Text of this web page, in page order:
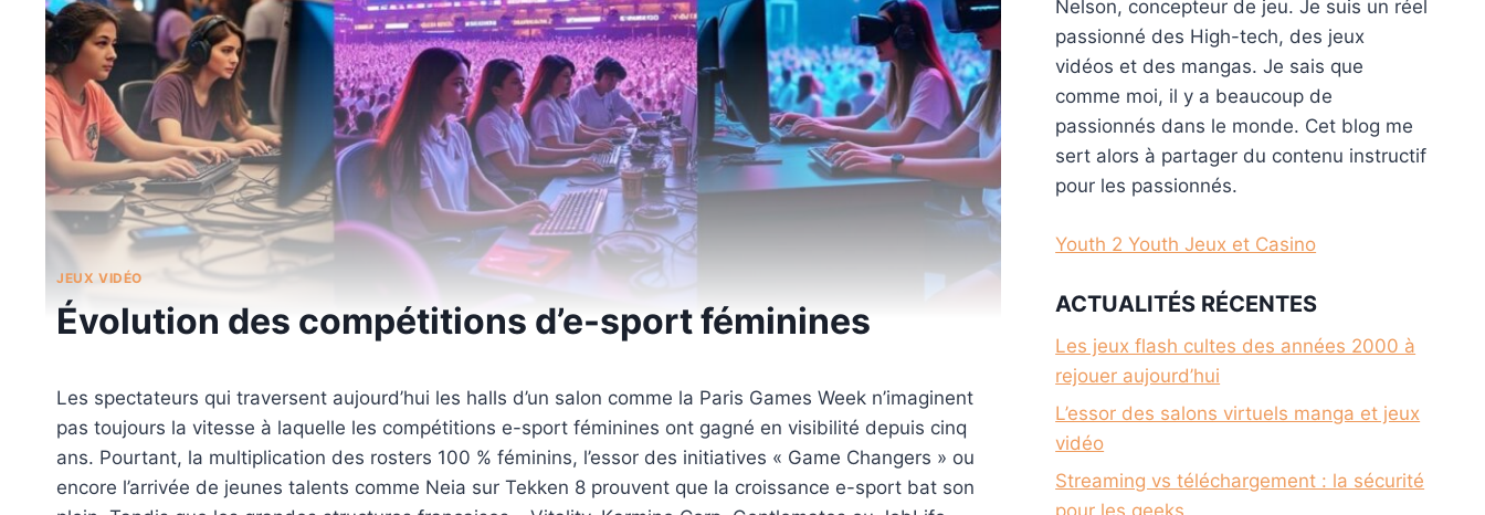
JEUX VIDÉO
Évolution des compétitions d’e-sport féminines
Les spectateurs qui traversent aujourd’hui les halls d’un salon comme la Paris Games Week n’imaginent
pas toujours la vitesse à laquelle les compétitions e-sport féminines ont gagné en visibilité depuis cinq
ans. Pourtant, la multiplication des rosters 100 % féminins, l’essor des initiatives « Game Changers » ou
encore l’arrivée de jeunes talents comme Neia sur Tekken 8 prouvent que la croissance e-sport bat son
Nelson, concepteur de jeu. Je suis un réel
passionné des High-tech, des jeux
vidéos et des mangas. Je sais que
comme moi, il y a beaucoup de
passionnés dans le monde. Cet blog me
sert alors à partager du contenu instructif
pour les passionnés.
Youth 2 Youth Jeux et Casino
ACTUALITÉS RÉCENTES
Les jeux flash cultes des années 2000 à
rejouer aujourd’hui
L’essor des salons virtuels manga et jeux
vidéo
Streaming vs téléchargement : la sécurité
pour les geeks